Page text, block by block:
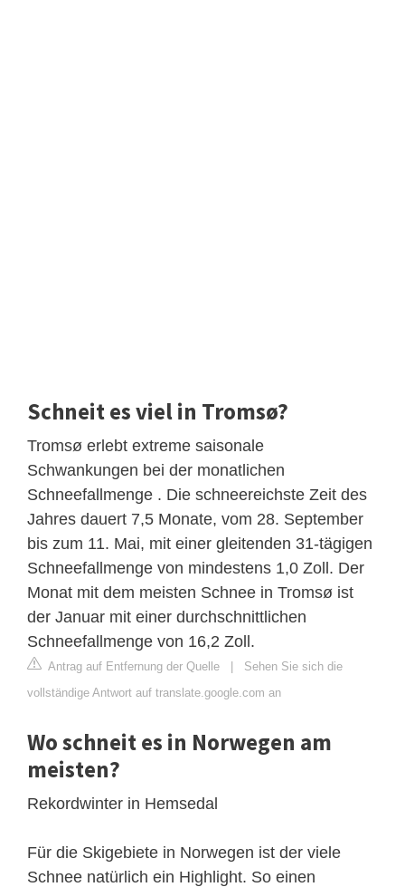
Schneit es viel in Tromsø?
Tromsø erlebt extreme saisonale
Schwankungen bei der monatlichen
Schneefallmenge . Die schneereichste Zeit des
Jahres dauert 7,5 Monate, vom 28. September
bis zum 11. Mai, mit einer gleitenden 31-tägigen
Schneefallmenge von mindestens 1,0 Zoll. Der
Monat mit dem meisten Schnee in Tromsø ist
der Januar mit einer durchschnittlichen
Schneefallmenge von 16,2 Zoll.
Antrag auf Entfernung der Quelle | Sehen Sie sich die
vollständige Antwort auf translate.google.com an
Wo schneit es in Norwegen am
meisten?
Rekordwinter in Hemsedal
Für die Skigebiete in Norwegen ist der viele
Schnee natürlich ein Highlight. So einen